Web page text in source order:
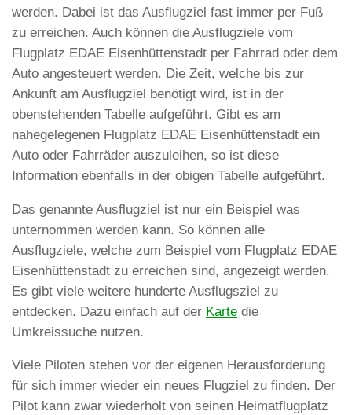
werden. Dabei ist das Ausflugziel fast immer per Fuß
zu erreichen. Auch können die Ausflugziele vom
Flugplatz EDAE Eisenhüttenstadt per Fahrrad oder dem
Auto angesteuert werden. Die Zeit, welche bis zur
Ankunft am Ausflugziel benötigt wird, ist in der
obenstehenden Tabelle aufgeführt. Gibt es am
nahegelegenen Flugplatz EDAE Eisenhüttenstadt ein
Auto oder Fahrräder auszuleihen, so ist diese
Information ebenfalls in der obigen Tabelle aufgeführt.
Das genannte Ausflugziel ist nur ein Beispiel was
unternommen werden kann. So können alle
Ausflugziele, welche zum Beispiel vom Flugplatz EDAE
Eisenhüttenstadt zu erreichen sind, angezeigt werden.
Es gibt viele weitere hunderte Ausflugsziel zu
entdecken. Dazu einfach auf der Karte die
Umkreissuche nutzen.
Viele Piloten stehen vor der eigenen Herausforderung
für sich immer wieder ein neues Flugziel zu finden. Der
Pilot kann zwar wiederholt von seinen Heimatflugplatz